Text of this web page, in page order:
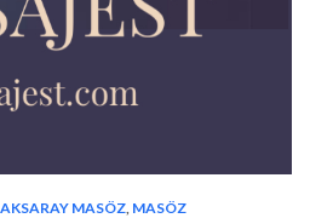
AKSARAY MASÖZ, MASÖZ